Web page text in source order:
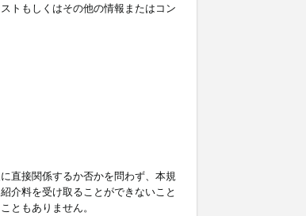
トもしくはその他の情報またはコン
直接関係するか否かを問わず、本規
介料を受け取ることができないこと
ともありません。